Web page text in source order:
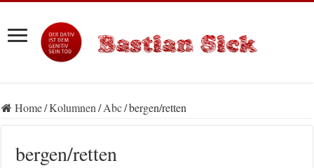
Home/Kolumnen/Abc/bergen/retten
bergen/retten